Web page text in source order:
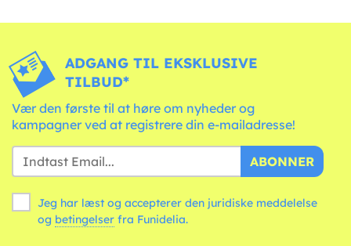
ADGANG TIL EKSKLUSIVE
TILBUD*
Vær den første til at høre om nyheder og
kampagner ved at registrere din e-mailadresse!
ABONNER
Jeg har læst og accepterer den juridiske meddelelse
og betingelser fra Funidelia.